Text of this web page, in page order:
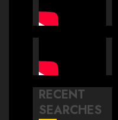
RECENT
SEARCHES